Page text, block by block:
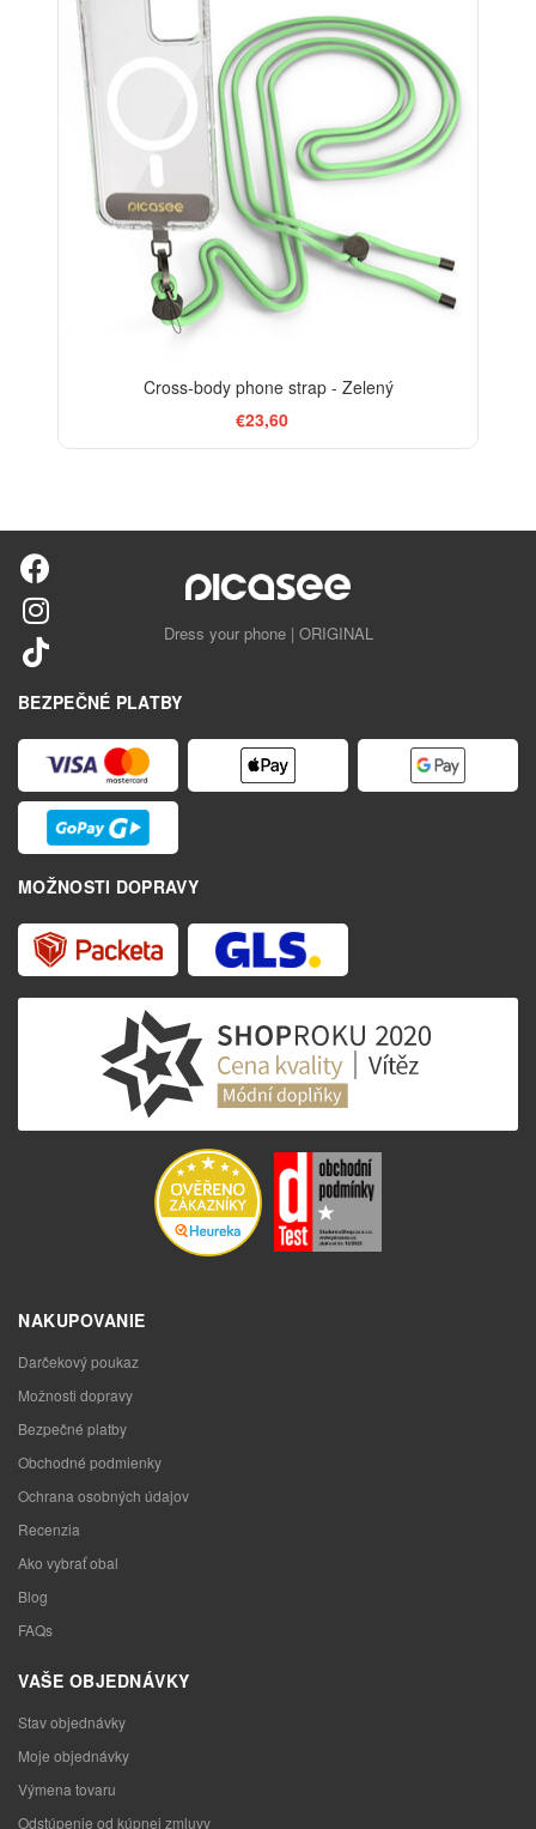
Cross-body phone strap - Zelený
€23,60
Dress your phone | ORIGINAL
BEZPEČNÉ PLATBY
MOŽNOSTI DOPRAVY
NAKUPOVANIE
Darčekový poukaz
Možnosti dopravy
Bezpečné platby
Obchodné podmienky
Ochrana osobných údajov
Recenzia
Ako vybrať obal
Blog
FAQs
VAŠE OBJEDNÁVKY
Stav objednávky
Moje objednávky
Výmena tovaru
Odstúpenie od kúpnej zmluvy